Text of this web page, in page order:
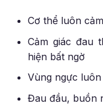
Cơ thể luôn
Cảm giác đau
hiện bất ngờ
Vùng ngực
Đau đầu, buồn